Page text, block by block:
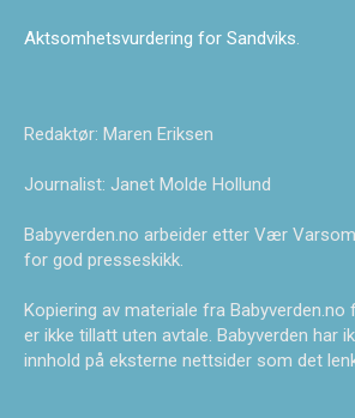
Aktsomhetsvurdering for Sandviks.
Redaktør: Maren Eriksen
Journalist: Janet Molde Hollund
Babyverden.no arbeider etter Vær
for god presseskikk.
Kopiering av materiale fra
er ikke tillatt uten avtale. Babyverden har
innhold på eksterne nettsider som det